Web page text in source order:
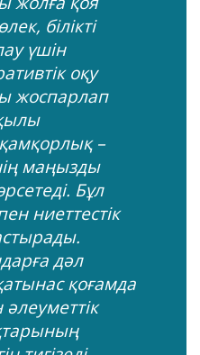
білікті
үшін
оқу
жоспарлап
–
маңызды
Бұл
ниеттестік
дәл
қоғамда